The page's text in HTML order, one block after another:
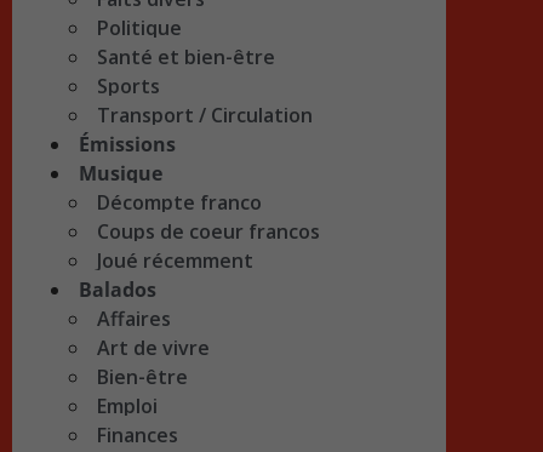
Politique
Santé et bien-être
Sports
Transport / Circulation
Émissions
Musique
Décompte franco
Coups de coeur francos
Joué récemment
Balados
Affaires
Art de vivre
Bien-être
Emploi
Finances